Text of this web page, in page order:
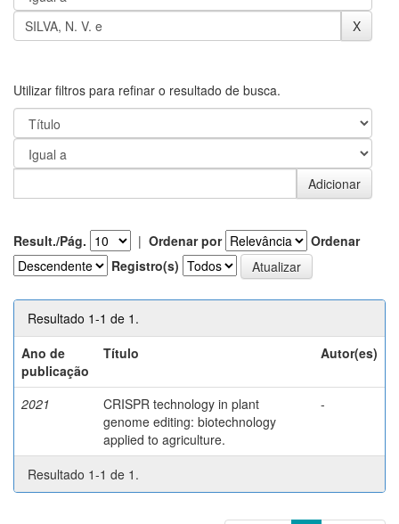
Utilizar filtros para refinar o resultado de busca.
Result./Pág. | Ordenar por
Ordenar
Registro(s)
Resultado 1-1 de 1.
Ano de
publicação
Título Autor(es)
2021
CRISPR technology in plant
genome editing: biotechnology
applied to agriculture.
-
Resultado 1-1 de 1.